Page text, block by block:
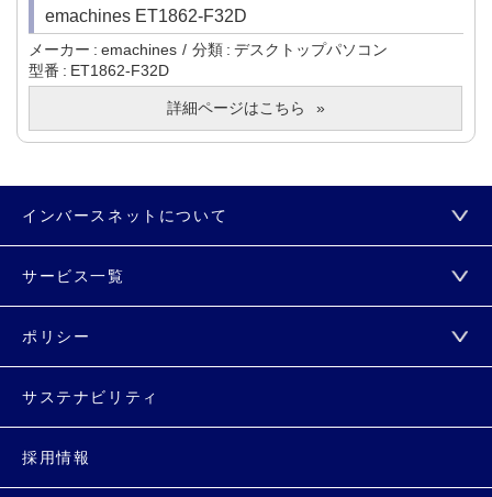
emachines ET1862-F32D
メーカー emachines 分類
デスクトップパソコン
型番
ET1862-F32D
詳細ページはこちら
インバースネットについて
サービス一覧
ポリシー
サステナビリティ
採用情報